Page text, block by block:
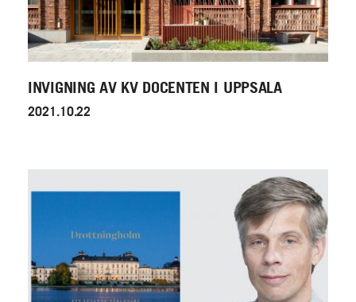
INVIGNING AV KV DOCENTEN I UPPSALA
2021.10.22